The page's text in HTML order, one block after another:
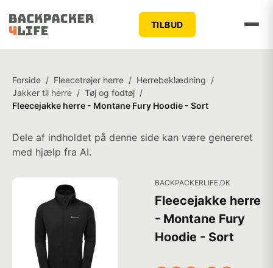
TILBUD
Forside / Fleecetrøjer herre / Herrebeklædning /
Jakker til herre / Tøj og fodtøj /
Fleecejakke herre - Montane Fury Hoodie - Sort
Dele af indholdet på denne side kan være genereret
med hjælp fra AI.
BACKPACKERLIFE.DK
Fleecejakke herre
- Montane Fury
Hoodie - Sort